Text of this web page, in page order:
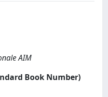
AIM
Book Number)